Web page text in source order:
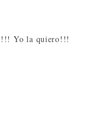
Yo la quiero!!!